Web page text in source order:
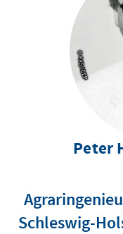
© KAS/ACDP
Peter
Schleswig-